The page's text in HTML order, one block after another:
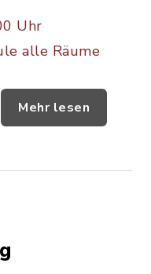
Uhr
alle Räume
Mehr lesen